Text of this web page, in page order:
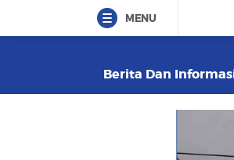
MENU
Berita Dan